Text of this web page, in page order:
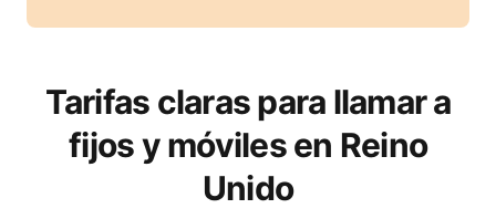
Tarifas claras para llamar a
fijos y móviles en Reino
Unido